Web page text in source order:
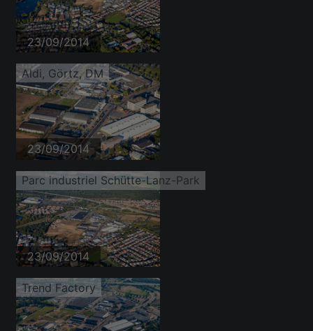
23/09/2014
Aldi, Görtz, DM
23/09/2014
Parc industriel Schütte-Lanz-Park
23/09/2014
Trend Factory